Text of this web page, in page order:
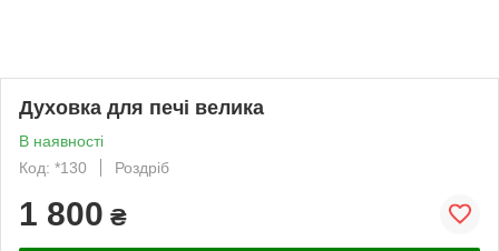
Духовка для печі велика
В наявності
Код: *130
Роздріб
1 800 ₴